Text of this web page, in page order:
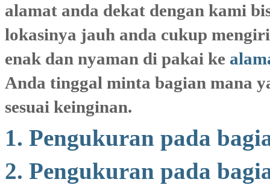
alamat anda dekat dengan kami
lokasinya jauh anda cukup
enak dan nyaman di pakai ke
Anda tinggal minta bagian mana
sesuai keinginan.
1. Pengukuran pada
2. Pengukuran pada